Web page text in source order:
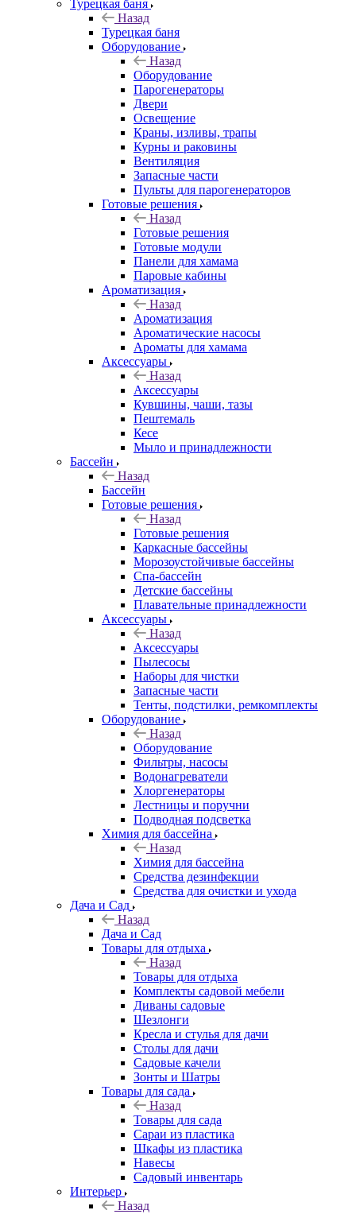
Турецкая баня
Назад
Турецкая баня
Оборудование
Назад
Оборудование
Парогенераторы
Двери
Освещение
Краны, изливы, трапы
Курны и раковины
Вентиляция
Запасные части
Пульты для парогенераторов
Готовые решения
Назад
Готовые решения
Готовые модули
Панели для хамама
Паровые кабины
Ароматизация
Назад
Ароматизация
Ароматические насосы
Ароматы для хамама
Аксессуары
Назад
Аксессуары
Кувшины, чаши, тазы
Пештемаль
Кесе
Мыло и принадлежности
Бассейн
Назад
Бассейн
Готовые решения
Назад
Готовые решения
Каркасные бассейны
Морозоустойчивые бассейны
Спа-бассейн
Детские бассейны
Плавательные принадлежности
Аксессуары
Назад
Аксессуары
Пылесосы
Наборы для чистки
Запасные части
Тенты, подстилки, ремкомплекты
Оборудование
Назад
Оборудование
Фильтры, насосы
Водонагреватели
Хлоргенераторы
Лестницы и поручни
Подводная подсветка
Химия для бассейна
Назад
Химия для бассейна
Средства дезинфекции
Средства для очистки и ухода
Дача и Сад
Назад
Дача и Сад
Товары для отдыха
Назад
Товары для отдыха
Комплекты садовой мебели
Диваны садовые
Шезлонги
Кресла и стулья для дачи
Столы для дачи
Садовые качели
Зонты и Шатры
Товары для сада
Назад
Товары для сада
Сараи из пластика
Шкафы из пластика
Навесы
Садовый инвентарь
Интерьер
Назад